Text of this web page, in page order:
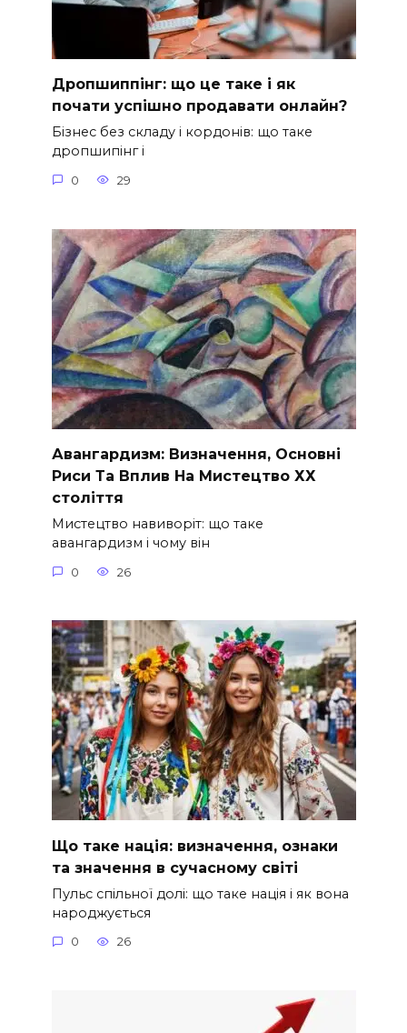
Дропшиппінг: що це таке і як
почати успішно продавати онлайн?
Бізнес без складу і кордонів: що таке
дропшипінг і
0 29
Авангардизм: Визначення, Основні
Риси Та Вплив На Мистецтво ХХ
століття
Мистецтво навиворіт: що таке
авангардизм і чому він
0 26
Що таке нація: визначення, ознаки
та значення в сучасному світі
Пульс спільної долі: що таке нація і як вона
народжується
0 26